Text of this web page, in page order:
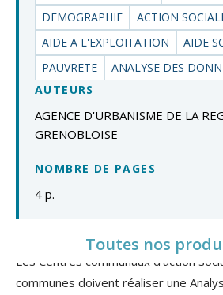
DEMOGRAPHIE
ACTION
AIDE A L'EXPLOITATION
AIDE
PAUVRETE
ANALYSE DES
AUTEURS
AGENCE D'URBANISME DE LA
GRENOBLOISE
NOMBRE DE PAGES
4 p.
Toutes nos
Les Centres communaux d’action
communes doivent réaliser une